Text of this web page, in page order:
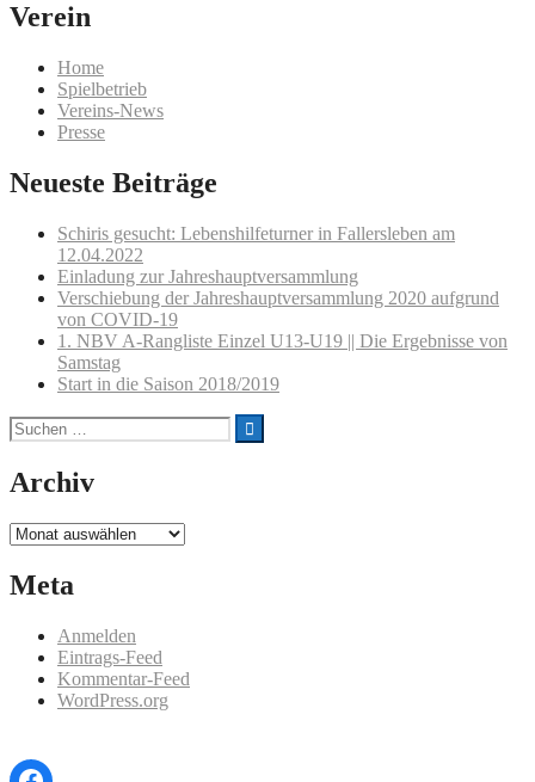
Verein
Home
Spielbetrieb
Vereins-News
Presse
Neueste Beiträge
Schiris gesucht: Lebenshilfeturner in Fallersleben am
12.04.2022
Einladung zur Jahreshauptversammlung
Verschiebung der Jahreshauptversammlung 2020 aufgrund
von COVID-19
1. NBV A-Rangliste Einzel U13-U19 || Die Ergebnisse von
Samstag
Start in die Saison 2018/2019
Suchen
nach:
Archiv
Archiv
Meta
Anmelden
Eintrags-Feed
Kommentar-Feed
WordPress.org